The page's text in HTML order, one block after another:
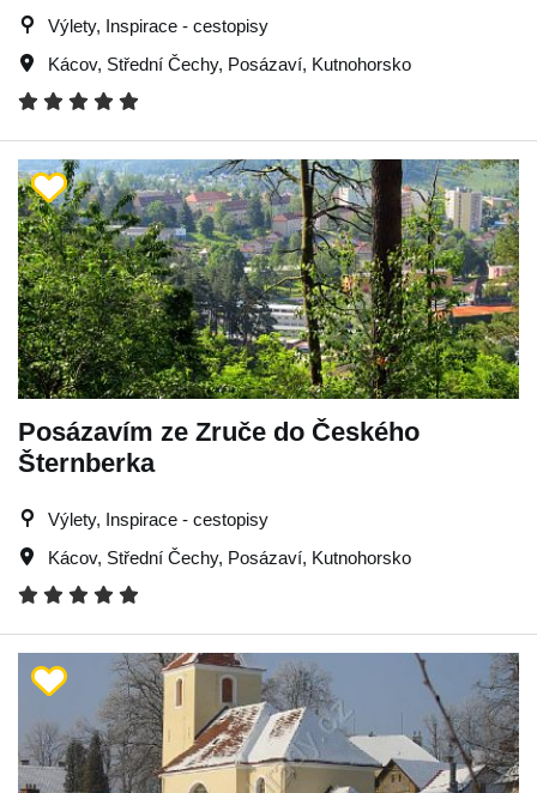
Výlety, Inspirace - cestopisy
Kácov, Střední Čechy, Posázaví, Kutnohorsko
Posázavím ze Zruče do Českého
Šternberka
Výlety, Inspirace - cestopisy
Kácov, Střední Čechy, Posázaví, Kutnohorsko